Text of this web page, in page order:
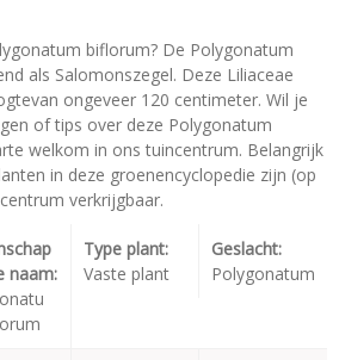
biflorum? De Polygonatum
als Salomonszegel. Deze Liliaceae
ongeveer 120 centimeter. Wil je
of tips over deze Polygonatum
welkom in ons tuincentrum. Belangrijk
in deze groenencyclopedie zijn (op
verkrijgbaar.
naam:
Type plant:
Vaste plant
Geslacht:
Polygonatum